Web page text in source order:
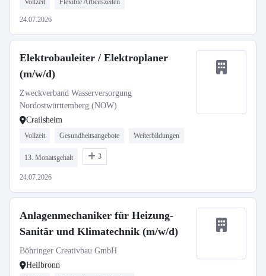
Vollzeit Flexible Arbeitszeiten
24.07.2026
Elektrobauleiter / Elektroplaner
(m/w/d)
Zweckverband Wasserversorgung
Nordostwürttemberg (NOW)
Crailsheim
Vollzeit Gesundheitsangebote Weiterbildungen
13. Monatsgehalt 3
24.07.2026
Anlagenmechaniker für Heizung-
Sanitär und Klimatechnik (m/w/d)
Böhringer Creativbau GmbH
Heilbronn